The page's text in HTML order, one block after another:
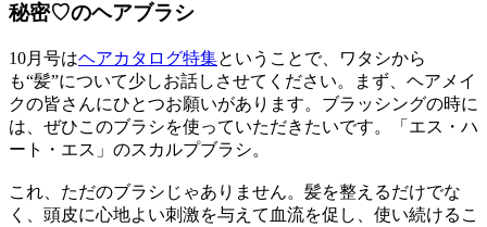
秘密♡のヘアブラシ
10月号はヘアカタログ特集ということで、ワタシから
も“髪”について少しお話しさせてください。まず、ヘアメイ
クの皆さんにひとつお願いがあります。ブラッシングの時に
は、ぜひこのブラシを使っていただきたいです。「エス・ハ
ート・エス」のスカルプブラシ。
これ、ただのブラシじゃありません。髪を整えるだけでな
く、頭皮に心地よい刺激を与えて血流を促し、使い続けるこ